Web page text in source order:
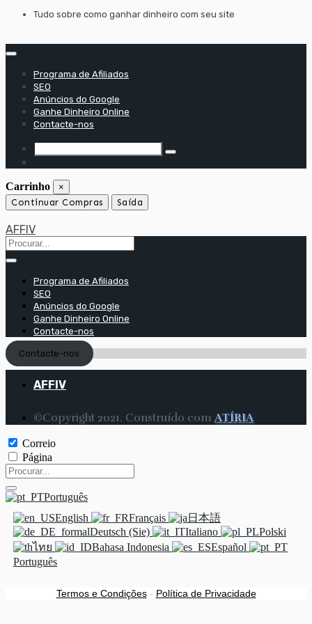
Saltar
conteúdo
Tudo sobre como ganhar dinheiro com seu site
Programa de Afiliados
SEO
Anúncios do Google
Ganhe Dinheiro Online
Contacte-nos
Carrinho ×
Continuar Compras Saída
AFFIV
Programa de Afiliados
SEO
Anúncios do Google
Ganhe Dinheiro Online
Contacte-nos
Contacte-nos
AFFIV
©Copyright 2021. Construído com ATÍRIA
Correio
Página
Português
English
Français
日本語
Deutsch (Sie)
Italiano
Polski
ไทย
Bahasa Indonesia
Español
Português
Termos e Condições- Política de Privacidade